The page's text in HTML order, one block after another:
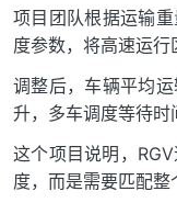
项目团队根据运输
度参数，将高速运行
调整后，车辆平均
升，多车调度等待时
这个项目说明，
度，而是需要匹配整